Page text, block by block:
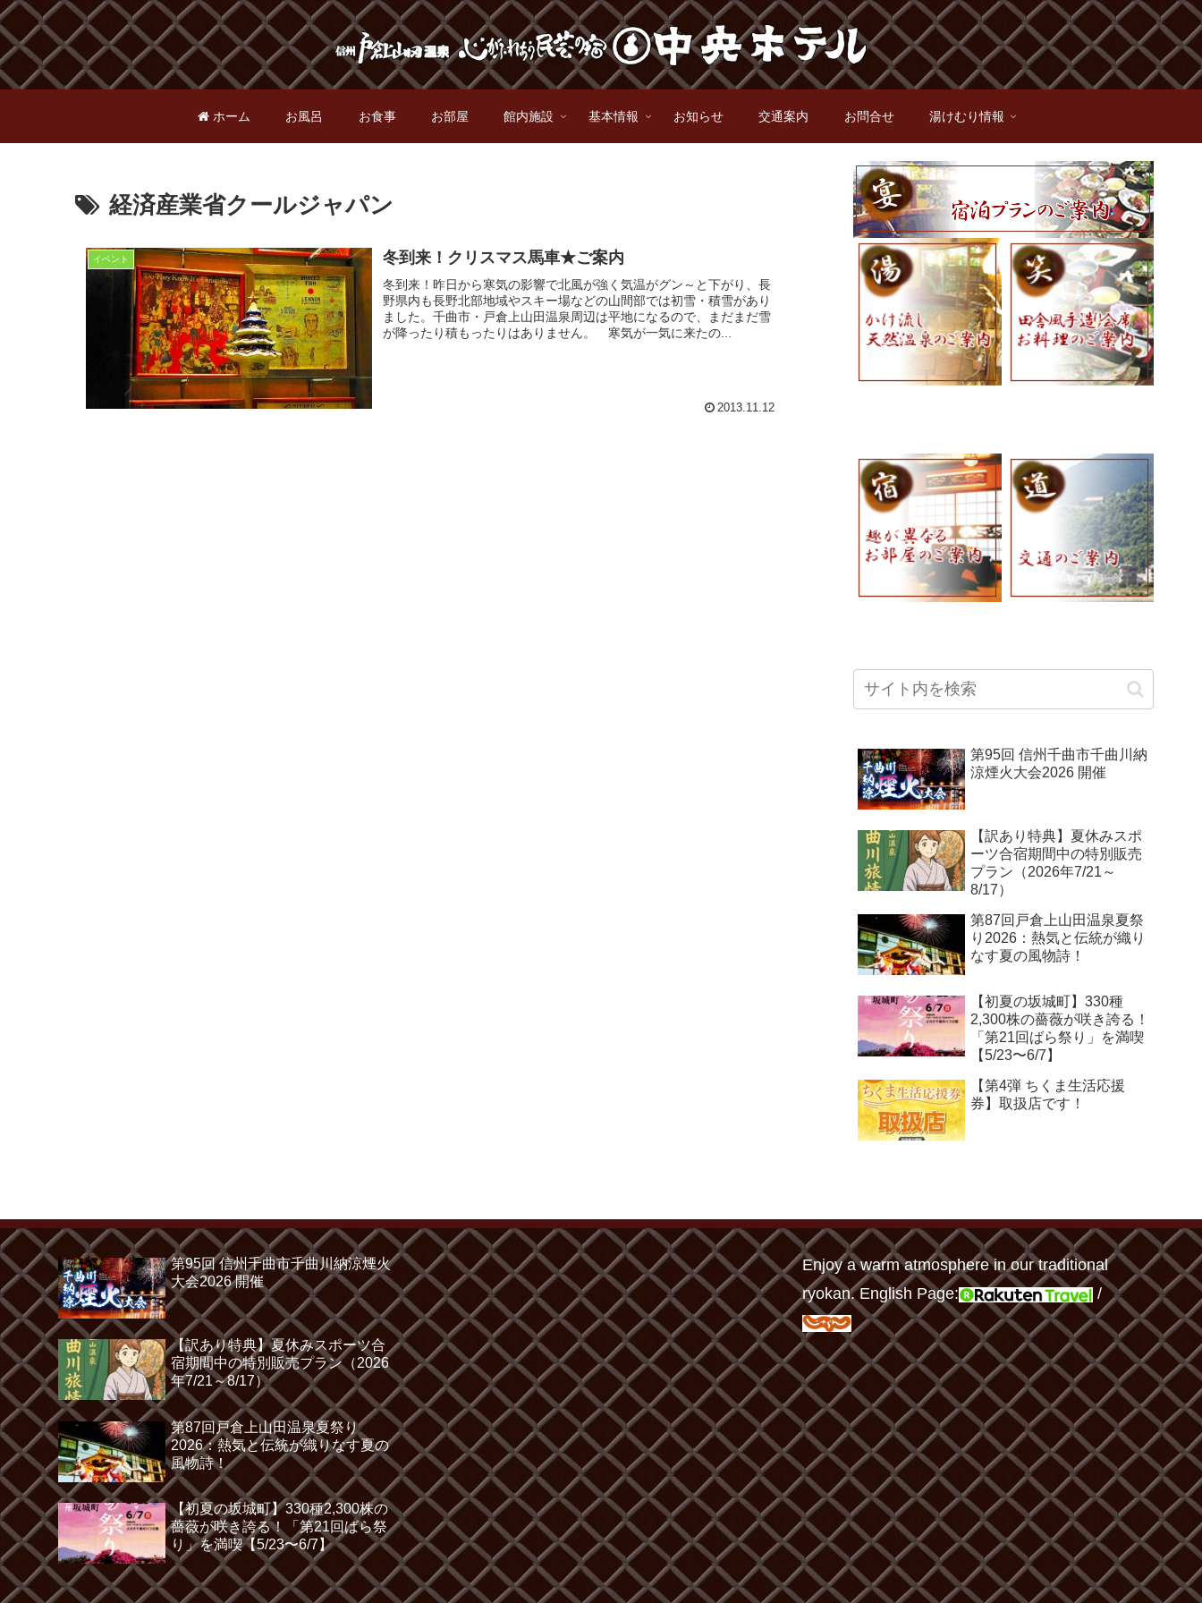
ホーム お風呂 お食事 お部屋 館内施設 基本情報 お知らせ 交通案内 お問合せ 湯けむり情報
経済産業省クールジャパン
イベント 冬到来！クリスマス馬車★ご案内
冬到来！昨日から寒気の影響で北風が強く気温がグン～と下がり、長
野県内も長野北部地域やスキー場などの山間部では初雪・積雪があり
ました。千曲市・戸倉上山田温泉周辺は平地になるので、まだまだ雪
が降ったり積もったりはありません。 寒気が一気に来たの...
2013.11.12
第95回 信州千曲市千曲川納
涼煙火大会2026 開催
【訳あり特典】夏休みスポ
ーツ合宿期間中の特別販売
プラン（2026年7/21～
8/17）
第87回戸倉上山田温泉夏祭
り2026：熱気と伝統が織り
なす夏の風物詩！
【初夏の坂城町】330種
2,300株の薔薇が咲き誇る！
「第21回ばら祭り」を満喫
【5/23〜6/7】
【第4弾 ちくま生活応援
券】取扱店です！
第95回 信州千曲市千曲川納涼煙火
大会2026 開催
【訳あり特典】夏休みスポーツ合
宿期間中の特別販売プラン（2026
年7/21～8/17）
第87回戸倉上山田温泉夏祭り
2026：熱気と伝統が織りなす夏の
風物詩！
【初夏の坂城町】330種2,300株の
薔薇が咲き誇る！「第21回ばら祭
り」を満喫【5/23〜6/7】
Enjoy a warm atmosphere in our traditional
ryokan. English Page:
/